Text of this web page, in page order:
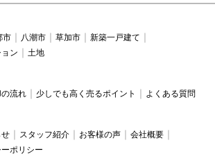
市 八潮市 草加市
新築一戸建て
ン 土地
流れ 少しでも高く売るポイント よくある質問
せ スタッフ紹介 お客様の声
会社概要
ポリシー